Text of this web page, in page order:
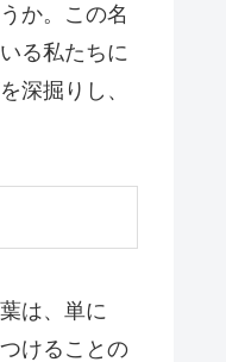
か。この名
る私たちに
深掘りし、
は、単に
けることの